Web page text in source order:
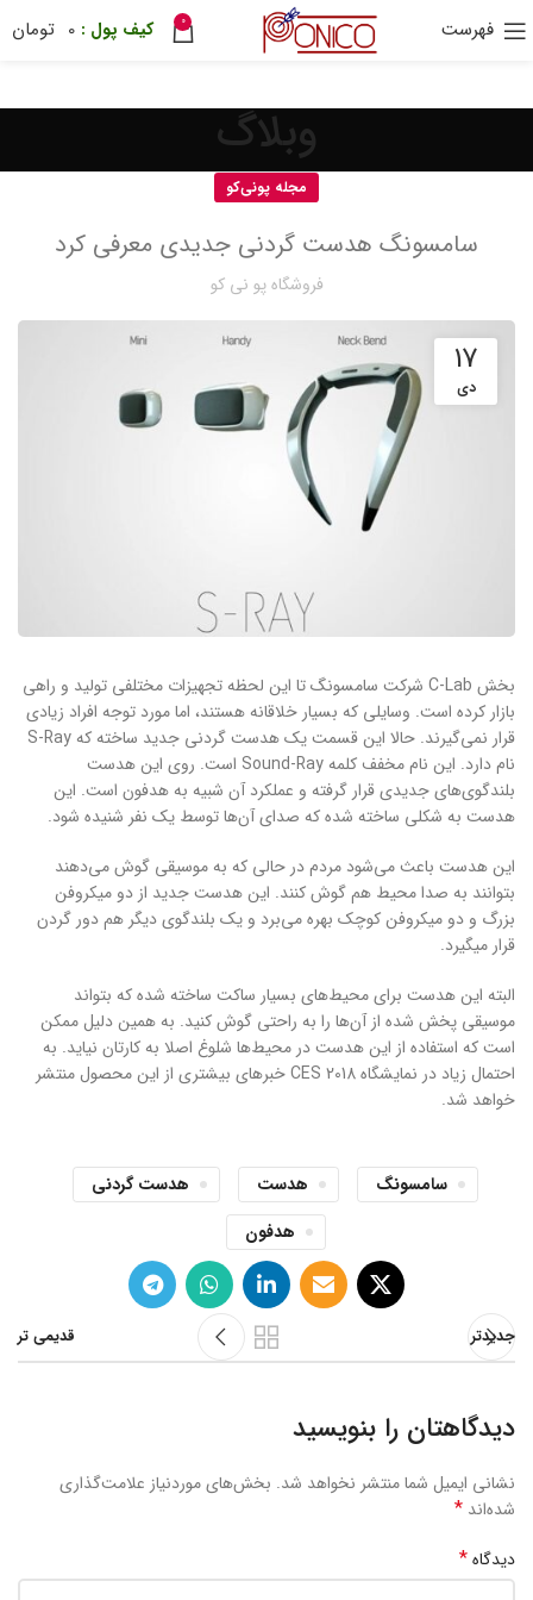
فهرست 0
0 تومان
وبلاگ
مجله پونی‌کو
سامسونگ هدست گردنی جدیدی معرفی کرد
فروشگاه پو نی کو
17
دی
بخش C-Lab شرکت سامسونگ تا این لحظه تجهیزات مختلفی تولید و راهی
بازار کرده است. وسایلی که بسیار خلاقانه هستند، اما مورد توجه افراد زیادی
قرار نمی‌گیرند. حالا این قسمت یک هدست گردنی جدید ساخته که S-Ray
نام دارد. این نام مخفف کلمه Sound-Ray است. روی این هدست
بلندگوی‌های جدیدی قرار گرفته و عملکرد آن شبیه به هدفون است. این
هدست به شکلی ساخته شده که صدای آن‌ها توسط یک نفر شنیده شود.
این هدست باعث می‌شود مردم در حالی که به موسیقی گوش می‌دهند
بتوانند به صدا محیط هم گوش کنند. این هدست جدید از دو میکروفن
بزرگ و دو میکروفن کوچک بهره می‌برد و یک بلندگوی دیگر هم دور گردن
قرار میگیرد.
البته این هدست برای محیط‌های بسیار ساکت ساخته شده که بتواند
موسیقی پخش شده از آن‌ها را به راحتی گوش کنید. به همین دلیل ممکن
است که استفاده از این هدست در محیط‌ها شلوغ اصلا به کارتان نیاید. به
احتمال زیاد در نمایشگاه CES 2018 خبرهای بیشتری از این محصول منتشر
خواهد شد.
سامسونگ هدست
هدست گردنی
هدفون
جدیدتر قدیمی تر
دیدگاهتان را بنویسید
نشانی ایمیل شما منتشر نخواهد شد. بخش‌های موردنیاز علامت‌گذاری
شده‌اند *
دیدگاه*
30 هزار تومان
ترب پی